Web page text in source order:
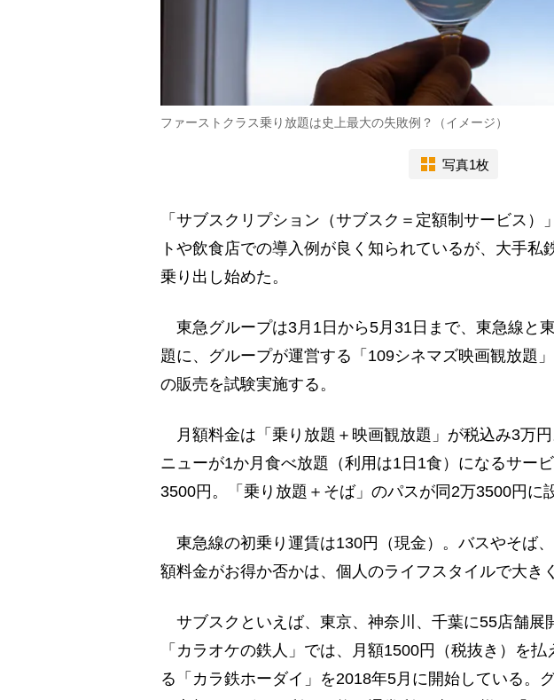
ファーストクラス乗り放題は史上最大の失敗例？（イメージ）
写真1枚
「サブスクリプション（サブスク＝定額制サービス）
トや飲食店での導入例が良く知られているが、大手私
乗り出し始めた。
東急グループは3月1日から5月31日まで、東急線と
題に、グループが運営する「109シネマズ映画観放題
の販売を試験実施する。
月額料金は「乗り放題＋映画観放題」が税込み3万
ニューが1か月食べ放題（利用は1日1食）になるサー
3500円。「乗り放題＋そば」のパスが同2万3500円に
東急線の初乗り運賃は130円（現金）。バスやそば
額料金がお得か否かは、個人のライフスタイルで大き
サブスクといえば、東京、神奈川、千葉に55店舗展
「カラオケの鉄人」では、月額1500円（税抜き）を
る「カラ鉄ホーダイ」を2018年5月に開始している。